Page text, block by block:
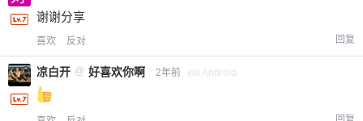
谢谢分享
喜欢 反对 回复
凉白开 @ 好喜欢你啊 2年前 via Android